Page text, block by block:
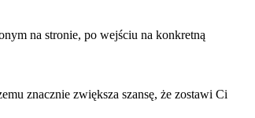
na stronie, po wejściu na konkretną
znacznie zwiększa szansę, że zostawi Ci